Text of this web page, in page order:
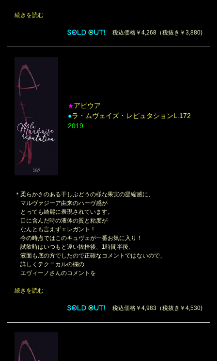
続きを読む
税込価格￥4,268（税抜き￥3,880)
★アピウア
●ラ・ムヴェイズ・レピュタションL.172
2019
＊柔らかさのある干しぶどうの様な果実の凝縮感に、
マルヴァジーア由来のハーヴ感が
とっても綺麗に表現されています。
口に含んだ時の液体の質と粘度が
なんとも言えずエレガント！
今の時点ではこのキュヴェが一番お気に入り！
試飲時はいつもと違い抜栓後、1時間半後、
液面も底の方でしたので正確なコメントではないので、
詳しくテクニカルの欄の
エヴィーノさんのコメントを
続きを読む
税込価格￥4,983（税抜き￥4,530)